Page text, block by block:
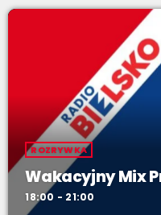
ROZRYWKA
Wakacyjny Mix
18:00 - 21:00